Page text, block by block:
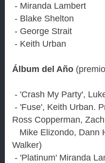
- Miranda Lambert
- Blake Shelton
- George Strait
- Keith Urban
Álbum del Año
- 'Crash My Party',
- 'Fuse', Keith Urban.
Ross Copperman,
Mike Elizondo, Dann
Walker)
- 'Platinum' Miranda